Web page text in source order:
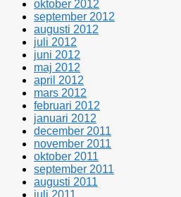
oktober 2012
september 2012
augusti 2012
juli 2012
juni 2012
maj 2012
april 2012
mars 2012
februari 2012
januari 2012
december 2011
november 2011
oktober 2011
september 2011
augusti 2011
juli 2011